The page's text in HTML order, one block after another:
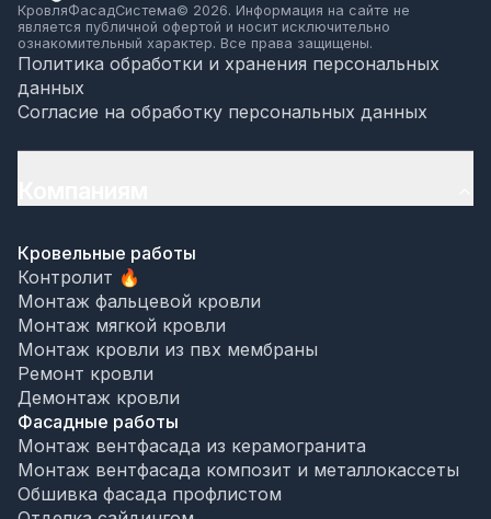
КровляФасадСистема© 2026. Информация на сайте не
является публичной офертой и носит исключительно
ознакомительный характер. Все права защищены.
Политика обработки и хранения персональных
данных
Согласие на обработку персональных данных
Кровельные работы
Контролит 🔥
Монтаж фальцевой кровли
Монтаж мягкой кровли
Монтаж кровли из пвх мембраны
Ремонт кровли
Демонтаж кровли
Фасадные работы
Монтаж вентфасада из керамогранита
Монтаж вентфасада композит и металлокассеты
Обшивка фасада профлистом